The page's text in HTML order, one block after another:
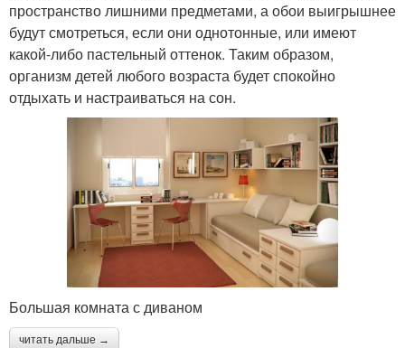
пространство лишними предметами, а обои выигрышнее
будут смотреться, если они однотонные, или имеют
какой-либо пастельный оттенок. Таким образом,
организм детей любого возраста будет спокойно
отдыхать и настраиваться на сон.
Большая комната с диваном
читать дальше →